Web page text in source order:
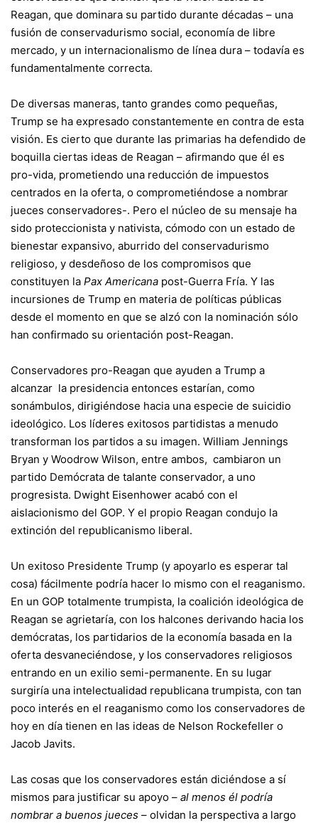
Reagan, que dominara su partido durante décadas – una
fusión de conservadurismo social, economía de libre
mercado, y un internacionalismo de línea dura – todavía es
fundamentalmente correcta.
De diversas maneras, tanto grandes como pequeñas,
Trump se ha expresado constantemente en contra de esta
visión. Es cierto que durante las primarias ha defendido de
boquilla ciertas ideas de Reagan – afirmando que él es
pro-vida, prometiendo una reducción de impuestos
centrados en la oferta, o comprometiéndose a nombrar
jueces conservadores-. Pero el núcleo de su mensaje ha
sido proteccionista y nativista, cómodo con un estado de
bienestar expansivo, aburrido del conservadurismo
religioso, y desdeñoso de los compromisos que
constituyen la Pax Americana post-Guerra Fría. Y las
incursiones de Trump en materia de políticas públicas
desde el momento en que se alzó con la nominación sólo
han confirmado su orientación post-Reagan.
Conservadores pro-Reagan que ayuden a Trump a
alcanzar la presidencia entonces estarían, como
sonámbulos, dirigiéndose hacia una especie de suicidio
ideológico. Los líderes exitosos partidistas a menudo
transforman los partidos a su imagen. William Jennings
Bryan y Woodrow Wilson, entre ambos, cambiaron un
partido Demócrata de talante conservador, a uno
progresista. Dwight Eisenhower acabó con el
aislacionismo del GOP. Y el propio Reagan condujo la
extinción del republicanismo liberal.
Un exitoso Presidente Trump (y apoyarlo es esperar tal
cosa) fácilmente podría hacer lo mismo con el reaganismo.
En un GOP totalmente trumpista, la coalición ideológica de
Reagan se agrietaría, con los halcones derivando hacia los
demócratas, los partidarios de la economía basada en la
oferta desvaneciéndose, y los conservadores religiosos
entrando en un exilio semi-permanente. En su lugar
surgiría una intelectualidad republicana trumpista, con tan
poco interés en el reaganismo como los conservadores de
hoy en día tienen en las ideas de Nelson Rockefeller o
Jacob Javits.
Las cosas que los conservadores están diciéndose a sí
mismos para justificar su apoyo – al menos él podría
nombrar a buenos jueces – olvidan la perspectiva a largo